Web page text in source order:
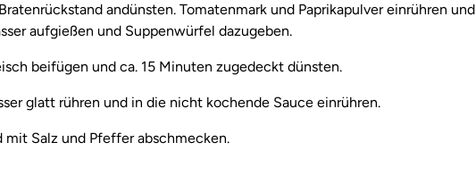
andünsten. Tomatenmark und Paprikapulver einrühren und
aufgießen und Suppenwürfel dazugeben.
beifügen und ca. 15 Minuten zugedeckt dünsten.
glatt rühren und in die nicht kochende Sauce einrühren.
mit Salz und Pfeffer abschmecken.